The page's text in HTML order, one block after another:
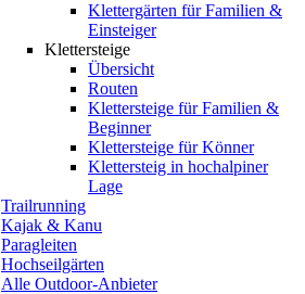
Klettergärten für Familien &
Einsteiger
Klettersteige
Übersicht
Routen
Klettersteige für Familien &
Beginner
Klettersteige für Könner
Klettersteig in hochalpiner
Lage
Trailrunning
Kajak & Kanu
Paragleiten
Hochseilgärten
Alle Outdoor-Anbieter